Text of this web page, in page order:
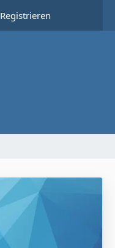
Registrieren